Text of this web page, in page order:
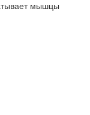
мышцы